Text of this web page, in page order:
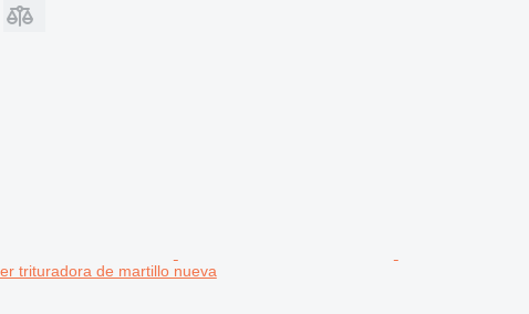
trituradora de martillo nueva